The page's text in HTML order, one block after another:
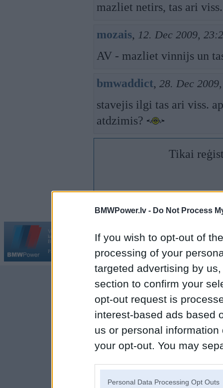
BMWPower.lv - Do Not Process
If you wish to opt-out of
processing of your
targeted advertising by
section to confirm your
opt-out request is
interest-based ads based
us or personal
your opt-out. You may
Personal Data Processing Opt Outs
mazliet netirs, tas ari
mozais, 12. Dec 2009,
AV - mazliet vinnijs un
bmwaddict, 28. Dec
stavejis ilgi tas ari viss.
atdzimis?
Tikai
Vortāls BMWPower.lv darbojas
kopš 2002. gada 14. maija. Tas nav auto klubs un nav saistīts ar
BMW AG.
Par BMWPower
Kontakti|Reklāma
Galvena|